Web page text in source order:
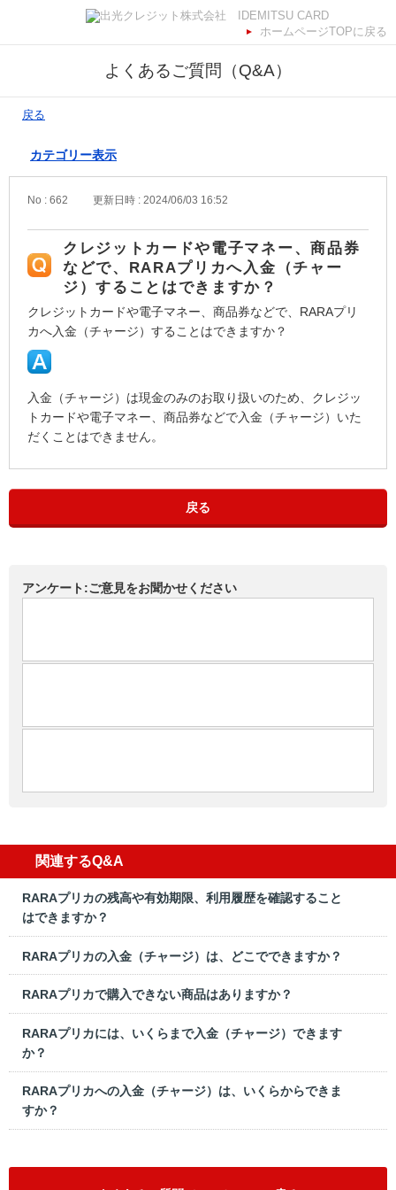
ホームページTOPに戻る
よくあるご質問（Q&A）
戻る
カテゴリー表示
No : 662 更新日時 : 2024/06/03 16:52
クレジットカードや電子マネー、商品券
などで、RARAプリカへ入金（チャー
ジ）することはできますか？
クレジットカードや電子マネー、商品券などで、RARAプリ
カへ入金（チャージ）することはできますか？
入金（チャージ）は現金のみのお取り扱いのため、クレジッ
トカードや電子マネー、商品券などで入金（チャージ）いた
だくことはできません。
戻る
アンケート:ご意見をお聞かせください
関連するQ&A
RARAプリカの残高や有効期限、利用履歴を確認すること
はできますか？
RARAプリカの入金（チャージ）は、どこでできますか？
RARAプリカで購入できない商品はありますか？
RARAプリカには、いくらまで入金（チャージ）できます
か？
RARAプリカへの入金（チャージ）は、いくらからできま
すか？